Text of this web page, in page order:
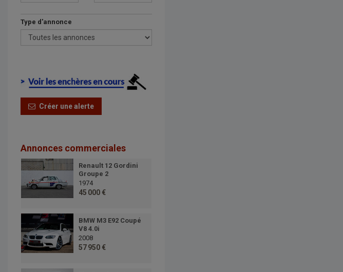
Type d'annonce
Créer une alerte
Annonces commerciales
Renault 12 Gordini
Groupe 2
1974
45 000 €
BMW M3 E92 Coupé
V8 4.0i
2008
57 950 €